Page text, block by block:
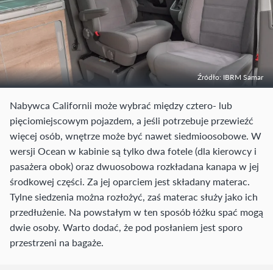
Źródło: IBRM Samar
Nabywca Californii może wybrać między cztero- lub
pięciomiejscowym pojazdem, a jeśli potrzebuje przewieźć
więcej osób, wnętrze może być nawet siedmioosobowe. W
wersji Ocean w kabinie są tylko dwa fotele (dla kierowcy i
pasażera obok) oraz dwuosobowa rozkładana kanapa w jej
środkowej części. Za jej oparciem jest składany materac.
Tylne siedzenia można rozłożyć, zaś materac służy jako ich
przedłużenie. Na powstałym w ten sposób łóżku spać mogą
dwie osoby. Warto dodać, że pod posłaniem jest sporo
przestrzeni na bagaże.